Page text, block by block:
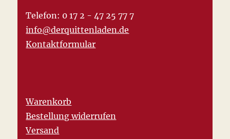
Telefon: 0 17 2 - 47 25 77 7
info@derquittenladen.de
Kontaktformular
Warenkorb
Bestellung widerrufen
Versand